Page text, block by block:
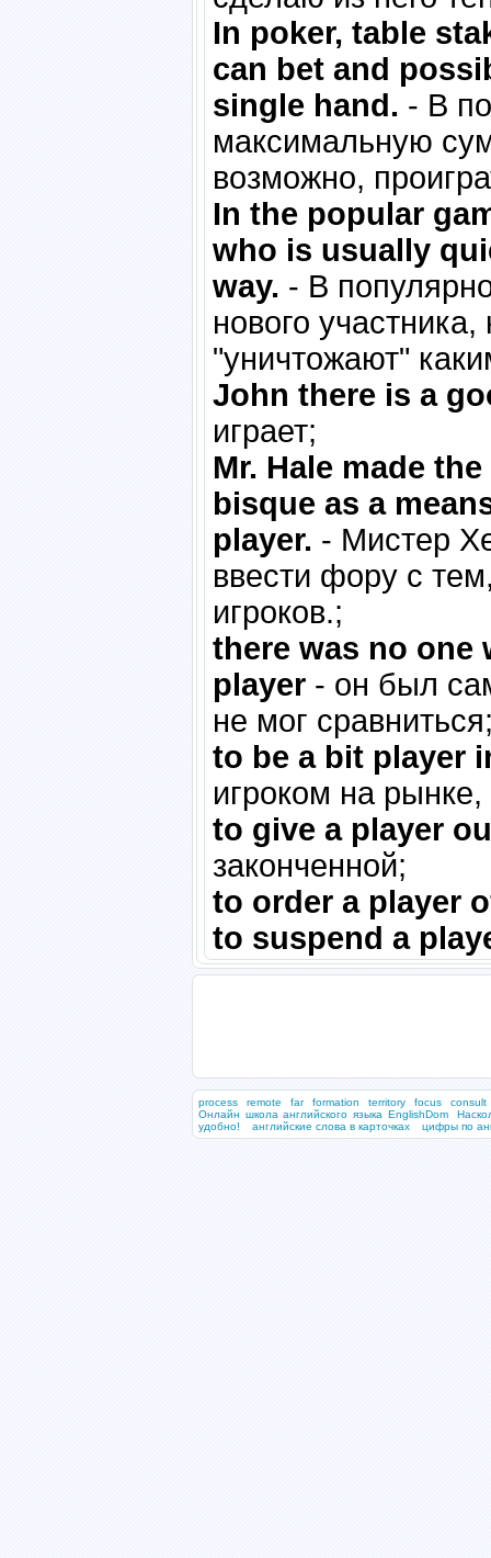
In poker, table
can bet and
single hand. - В
максимальную
возможно,
In the popular
who is usually
way. - В
нового
"уничтожают"
John there is a
играет;
Mr. Hale made
bisque as a
player. - Мистер
ввести фору с
игроков.;
there was no one
player - он был
не мог
to be a bit player
игроком на
to give a player
законченной;
to order a player
to suspend a
process remote far formation territory focus
consult
Онлайн школа английского языка EnglishDom
удобно!
английские слова в карточках цифры по